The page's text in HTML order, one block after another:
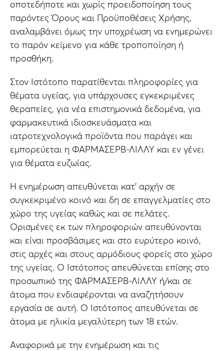
οποτεδήποτε και χωρίς προειδοποίηση τους
παρόντες Όρους και Προϋποθέσεις Χρήσης,
αναλαμβάνει όμως την υποχρέωση να ενημερώνει
το παρόν κείμενο για κάθε τροποποίηση ή
προσθήκη.
Στον Ιστότοπο παρατίθενται πληροφορίες για
θέματα υγείας, για υπάρχουσες εγκεκριμένες
θεραπείες, για νέα επιστημονικά δεδομένα, για
φαρμακευτικά ιδιοσκευάσματα και
ιατροτεχνολογικά προϊόντα που παράγει και
εμπορεύεται η ΦΑΡΜΑΣΕΡΒ-ΛΙΛΛΥ και εν γένει
για θέματα ευζωίας.
Η ενημέρωση απευθύνεται κατ’ αρχήν σε
συγκεκριμένο κοινό και δη σε επαγγελματίες στο
χώρο της υγείας καθώς και σε πελάτες.
Ορισμένες εκ των πληροφοριών απευθύνονται
και είναι προσβάσιμες και στο ευρύτερο κοινό,
στις αρχές και στους αρμόδιους φορείς στο χώρο
της υγείας. Ο Ιστότοπος απευθύνεται επίσης στο
προσωπικό της ΦΑΡΜΑΣΕΡΒ-ΛΙΛΛΥ ή/και σε
άτομα που ενδιαφέρονται να αναζητήσουν
εργασία σε αυτή. Ο Ιστότοπος απευθύνεται σε
άτομα με ηλικία μεγαλύτερη των 18 ετών.
Αναφορικά με την ενημέρωση και τις